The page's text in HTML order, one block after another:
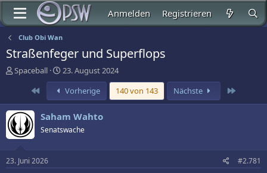
Anmelden Registrieren
Club Obi Wan
Straßenfeger und Superflops
E
t
e
l
l
Spaceball
E
r
s
t
e
l
l
m
23. August 2024
Erste
Vorherige 140 von 143 Nächste
Saham Wahto
Senatswache
23. Juni 2026 #2.781